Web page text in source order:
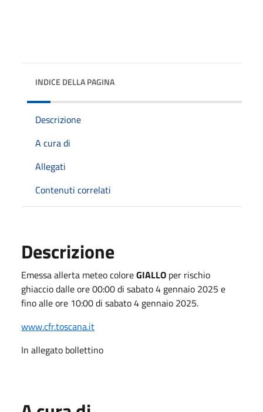
INDICE DELLA PAGINA
Descrizione
A cura di
Allegati
Contenuti correlati
Descrizione
Emessa allerta meteo coloreGIALLO per rischio
ghiaccio dalle ore 00:00 di sabato 4 gennaio 2025 e
fino alle ore 10:00 di sabato 4 gennaio 2025.
www.cfr.toscana.it
In allegato bollettino